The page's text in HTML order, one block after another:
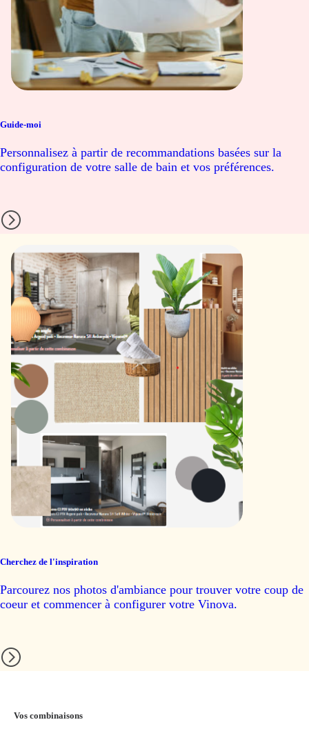
Guide-moi
Personnalisez à partir de recommandations basées sur la
configuration de votre salle de bain et vos préférences.
Cherchez de l'inspiration
Parcourez nos photos d'ambiance pour trouver votre coup de
coeur et commencer à configurer votre Vinova.
Vos combinaisons